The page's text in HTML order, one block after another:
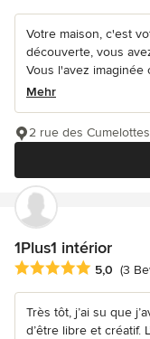
Votre maison, c'est
découverte, vous
Vous l'avez imaginée
Mehr
2 rue des
1Plus1 intérior
Durchschnittliche
5,0 (3
Très tôt, j’ai su que
d’être libre et créatif.